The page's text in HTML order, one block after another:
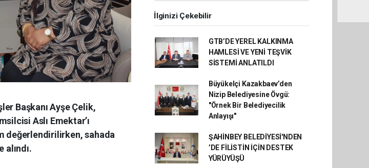
Başkanı Ayşe Çelik,
Aslı Emektar’ı
değerlendirilirken, sahada
İlginizi Çekebilir
GTB’DE YEREL KALKINMA
HAMLESİ VE YENİ TEŞVİK
SİSTEMİ ANLATILDI
Büyükelçi Kazakbaev’den
Nizip Belediyesine Övgü:
"Örnek Bir Belediyecilik
Anlayışı"
ŞAHİNBEY BELEDİYESİ'NDEN
’DE FİLİSTİN İÇİN DESTEK
YÜRÜYÜŞÜ